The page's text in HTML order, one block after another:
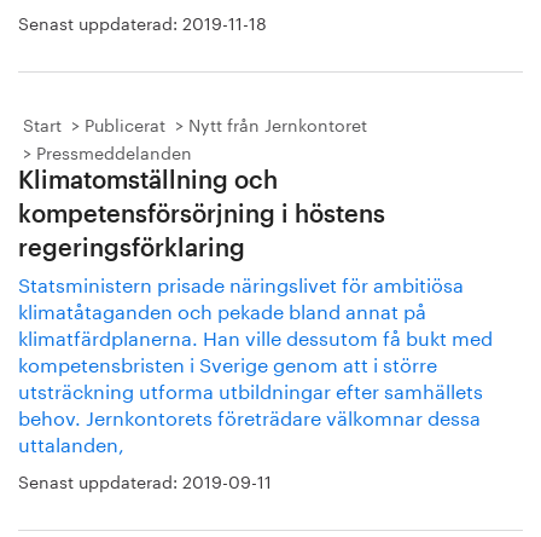
Senast uppdaterad: 2019-11-18
Start Publicerat
Nytt från Jernkontoret
Pressmeddelanden
Klimatomställning och
kompetensförsörjning i höstens
regeringsförklaring
Statsministern prisade näringslivet för ambitiösa
klimatåtaganden och pekade bland annat på
klimatfärdplanerna. Han ville dessutom få bukt med
kompetensbristen i Sverige genom att i större
utsträckning utforma utbildningar efter samhällets
behov. Jernkontorets företrädare välkomnar dessa
uttalanden,
Senast uppdaterad: 2019-09-11